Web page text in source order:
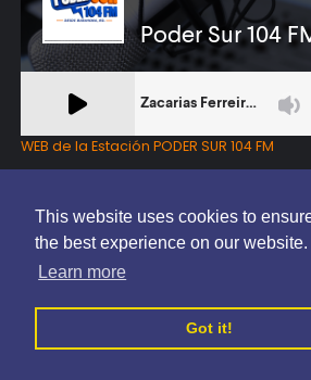
This website uses cookies to
the best experience on our website.
Learn more
Got it!
WEB de la Estación PODER SUR 104 FM
Copyright © 2025 | EL PODER DEL SUR